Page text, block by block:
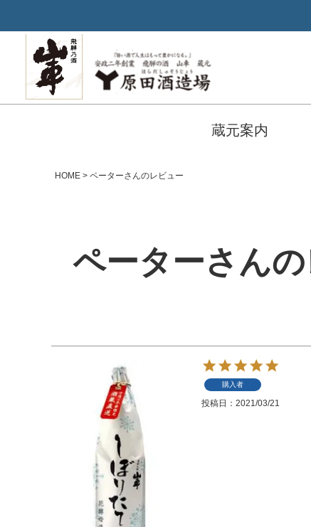
蔵元案内
HOME ペーターさんのレビュー
ペーターさん
購入者
投稿日 2021/03/21